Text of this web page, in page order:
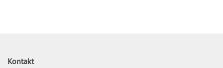
Kontakt